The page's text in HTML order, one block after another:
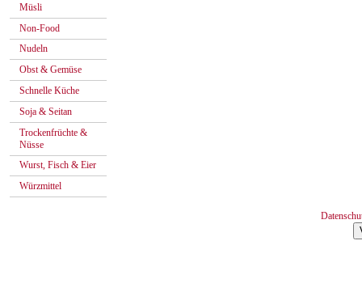
Müsli
Non-Food
Nudeln
Obst & Gemüse
Schnelle Küche
Soja & Seitan
Trockenfrüchte &
Nüsse
Wurst, Fisch & Eier
Würzmittel